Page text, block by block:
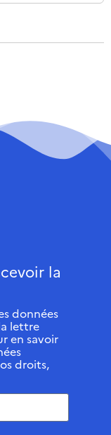
la
données
lettre
en savoir
droits,